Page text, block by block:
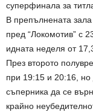
суперфинала за
В препълнената
пред “Локомотив” с
идната неделя от
През второто
при 19:15 и 20:16, но
съперника да се
крайно